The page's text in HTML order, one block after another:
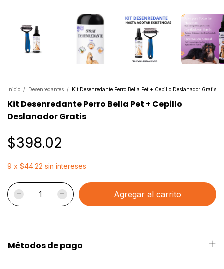
Inicio / Desenredantes / Kit Desenredante Perro Bella Pet + Cepillo Deslanador Gratis
Kit Desenredante Perro Bella Pet + Cepillo
Deslanador Gratis
$398.02
9 x $44.22 sin intereses
Métodos de pago